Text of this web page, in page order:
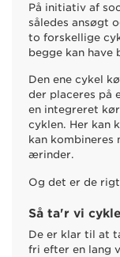
På initiativ af
således ansøgt
to forskellige
begge kan
Den ene cykel
der placeres på
en integreret
cyklen. Her kan
kan kombineres
ærinder.
Og det er de
Så ta'r vi
De er klar til at
fri efter en lang